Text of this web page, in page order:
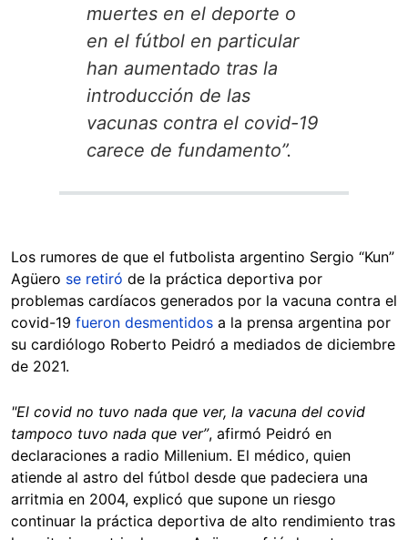
muertes en el deporte o
en el fútbol en particular
han aumentado tras la
introducción de las
vacunas contra el covid-19
carece de fundamento”.
Los rumores de que el futbolista argentino Sergio “Kun”
Agüero se retiró de la práctica deportiva por
problemas cardíacos generados por la vacuna contra el
covid-19 fueron desmentidos a la prensa argentina por
su cardiólogo Roberto Peidró a mediados de diciembre
de 2021.
"El covid no tuvo nada que ver, la vacuna del covid
tampoco tuvo nada que ver”, afirmó Peidró en
declaraciones a radio Millenium. El médico, quien
atiende al astro del fútbol desde que padeciera una
arritmia en 2004, explicó que supone un riesgo
continuar la práctica deportiva de alto rendimiento tras